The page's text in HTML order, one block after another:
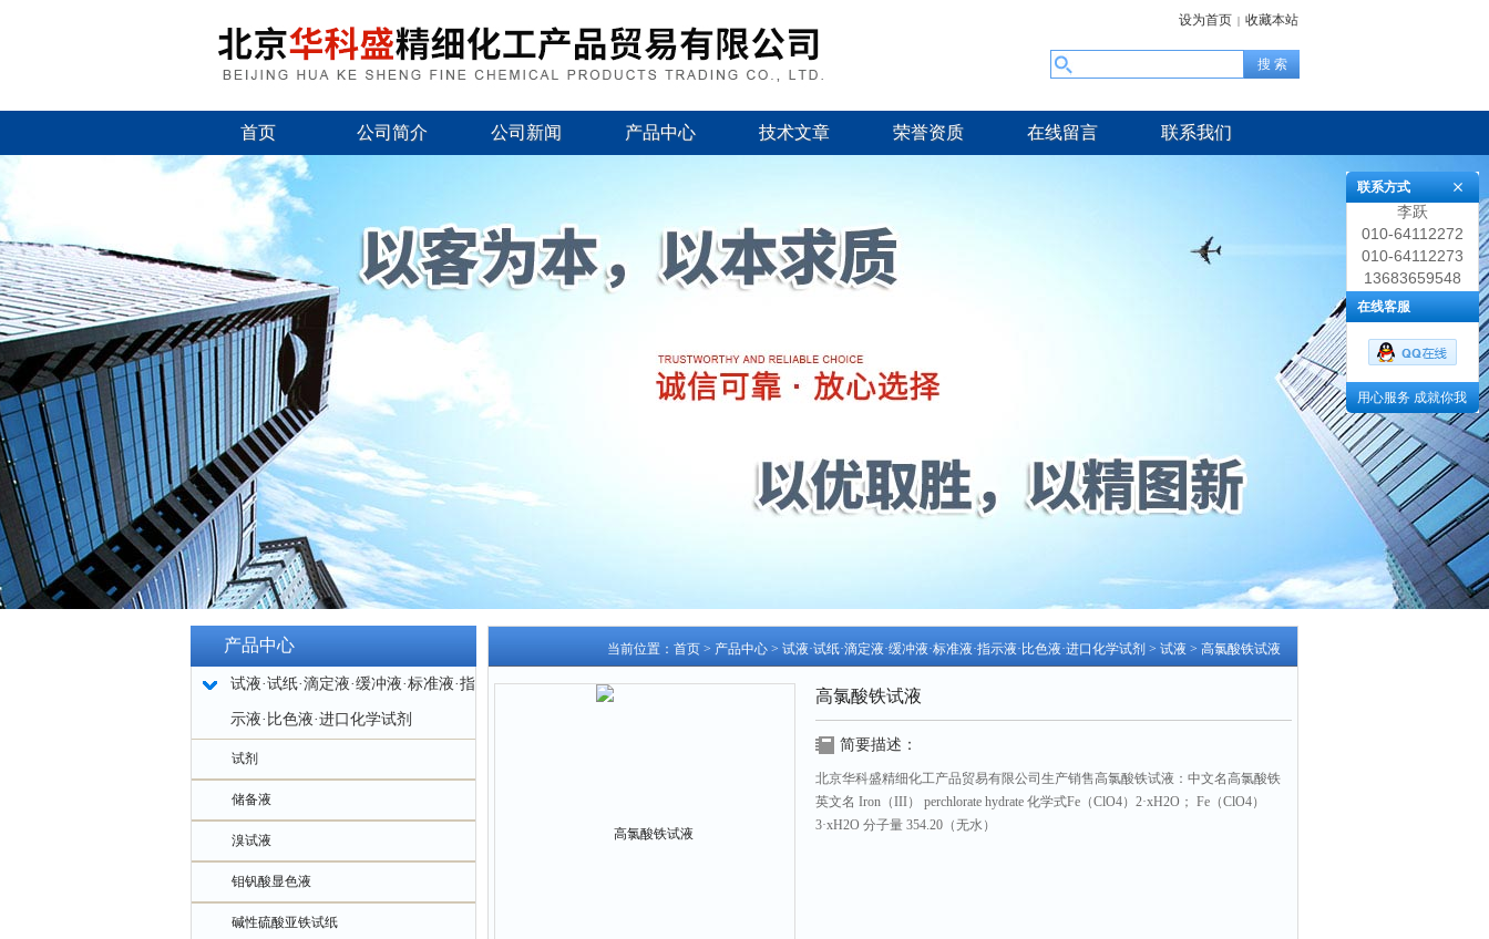
设为首页 | 收藏本站
首页 公司简介 公司新闻 产品中心 技术文章 荣誉资质 在线留言 联系我们
产品中心
试液·试纸·滴定液·缓冲液·标准液·指
示液·比色液·进口化学试剂
试剂
储备液
溴试液
钼钒酸显色液
碱性硫酸亚铁试纸
当前位置： 首页 > 产品中心 > 试液·试纸·滴定液·缓冲液·标准液·指示液·比色液·进口化学试剂 > 试液 > 高氯酸铁试液
高氯酸铁试液
简要描述：
北京华科盛精细化工产品贸易有限公司生产销售高氯酸铁试液：中文名高氯酸铁
英文名 Iron（III） perchlorate hydrate 化学式Fe（ClO4）2·xH2O； Fe（ClO4）
3·xH2O 分子量 354.20（无水）
联系方式
李跃
010-64112272
010-64112273
13683659548
在线客服
用心服务 成就你我